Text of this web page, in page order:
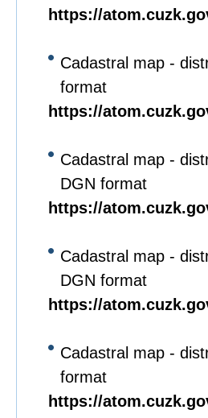
https://
Cadastral map -
format
https://
Cadastral map -
DGN format
https://
Cadastral map -
DGN format
https://
Cadastral map -
format
https://